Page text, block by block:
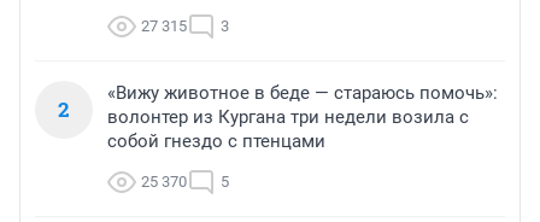
27 315 3
2
«Вижу животное в беде — стараюсь помочь»:
волонтер из Кургана три недели возила с
собой гнездо с птенцами
25 370 5